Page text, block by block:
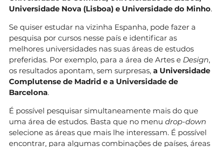
Universidade Nova (Lisboa) e Universidade do Minho.
Se quiser estudar na vizinha Espanha, pode fazer a
pesquisa por cursos nesse país e identificar as
melhores universidades nas suas áreas de estudos
preferidas. Por exemplo, para a área de Artes e Design,
os resultados apontam, sem surpresas, a Universidade
Complutense de Madrid e a Universidade de
Barcelona.
É possível pesquisar simultaneamente mais do que
uma área de estudos. Basta que no menu drop-down
selecione as áreas que mais lhe interessam. É possível
encontrar, para algumas combinações de países, áreas